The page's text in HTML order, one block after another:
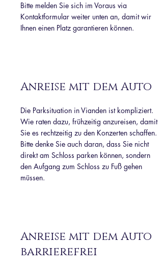
Bitte melden Sie sich im Voraus via
Kontaktformular weiter unten an, damit wir
Ihnen einen Platz garantieren können.
Anreise mit dem Auto
Die Parksituation in Vianden ist kompliziert.
Wie raten dazu, frühzeitig anzureisen, damit
Sie es rechtzeitig zu den Konzerten schaffen.
Bitte denke Sie auch daran, dass Sie nicht
direkt am Schloss parken können, sondern
den Aufgang zum Schloss zu Fuß gehen
müssen.
Anreise mit dem Auto
barrierefrei